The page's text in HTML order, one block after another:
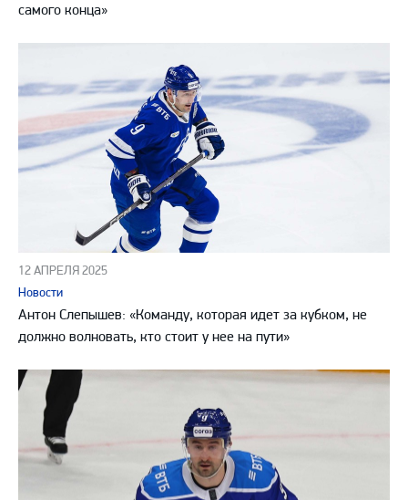
самого конца»
12 АПРЕЛЯ 2025
Новости
Антон Слепышев: «Команду, которая идет за кубком, не
должно волновать, кто стоит у нее на пути»